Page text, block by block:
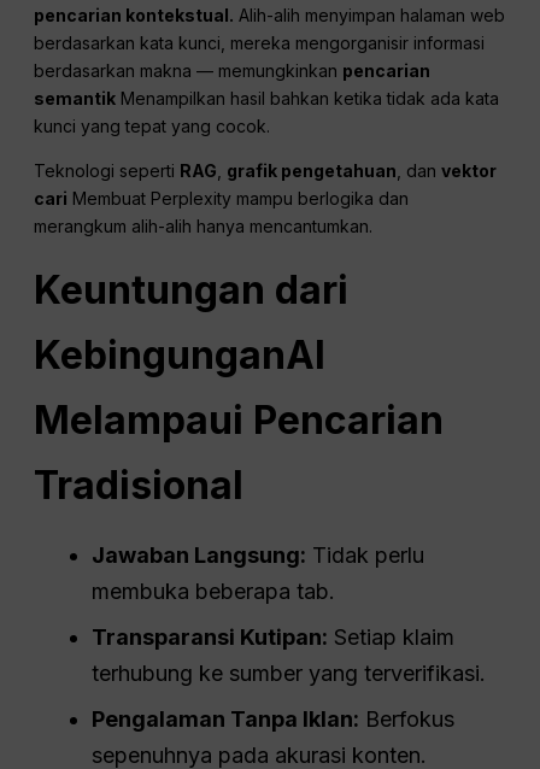
pencarian kontekstual. Alih-alih menyimpan halaman web
berdasarkan kata kunci, mereka mengorganisir informasi
berdasarkan makna — memungkinkan pencarian
semantik Menampilkan hasil bahkan ketika tidak ada kata
kunci yang tepat yang cocok.
Teknologi seperti RAG grafik pengetahuan , danvektor
cari Membuat Perplexity mampu berlogika dan
merangkum alih-alih hanya mencantumkan.
Keuntungan dari
KebingunganAI
Melampaui Pencarian
Tradisional
Jawaban Langsung: Tidak perlu
membuka beberapa tab.
Transparansi Kutipan: Setiap klaim
terhubung ke sumber yang terverifikasi.
Pengalaman Tanpa Iklan: Berfokus
sepenuhnya pada akurasi konten.